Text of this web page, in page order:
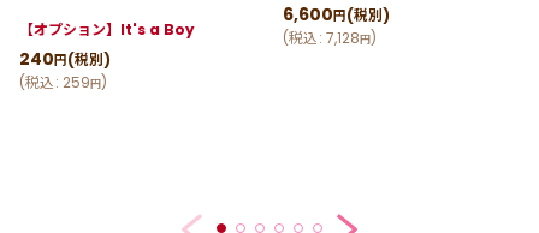
【オプション】It's a Boy
240 円(税別)
(税込: 259円)
6,600 円 (税別)
(税込: 7,128円)